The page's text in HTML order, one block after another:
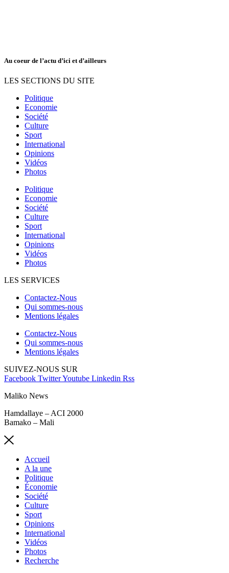
Au coeur de l’actu d’ici et d’ailleurs
LES SECTIONS DU SITE
Politique
Economie
Société
Culture
Sport
International
Opinions
Vidéos
Photos
Politique
Economie
Société
Culture
Sport
International
Opinions
Vidéos
Photos
LES SERVICES
Contactez-Nous
Qui sommes-nous
Mentions légales
Contactez-Nous
Qui sommes-nous
Mentions légales
SUIVEZ-NOUS SUR
Facebook TwitterYoutube Linkedin Rss
Maliko News
Hamdallaye – ACI 2000
Bamako – Mali
Accueil
A la une
Politique
Économie
Société
Culture
Sport
Opinions
International
Vidéos
Photos
Recherche